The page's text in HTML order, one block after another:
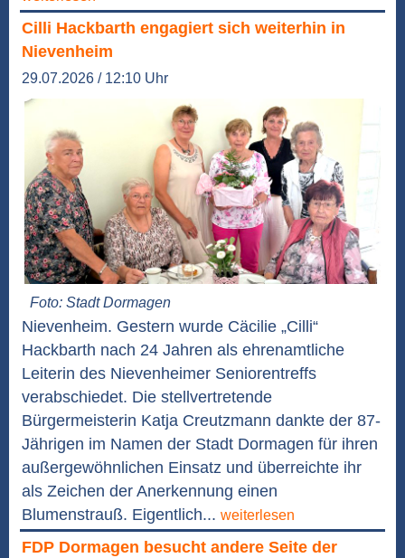
Cilli Hackbarth engagiert sich weiterhin in
Nievenheim
29.07.2026 / 12:10 Uhr
Foto: Stadt Dormagen
Nievenheim. Gestern wurde Cäcilie „Cilli“
Hackbarth nach 24 Jahren als ehrenamtliche
Leiterin des Nievenheimer Seniorentreffs
verabschiedet. Die stellvertretende
Bürgermeisterin Katja Creutzmann dankte der 87-
Jährigen im Namen der Stadt Dormagen für ihren
außergewöhnlichen Einsatz und überreichte ihr
als Zeichen der Anerkennung einen
Blumenstrauß. Eigentlich... weiterlesen
FDP Dormagen besucht andere Seite der